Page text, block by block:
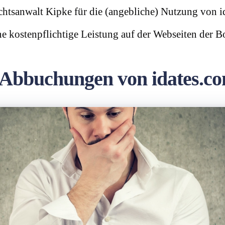
Kipke für die (angebliche) Nutzung von
kostenpflichtige Leistung auf der Webseiten der
von